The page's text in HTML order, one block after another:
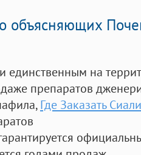
объясняющих
на
препаратов
, Где Заказать